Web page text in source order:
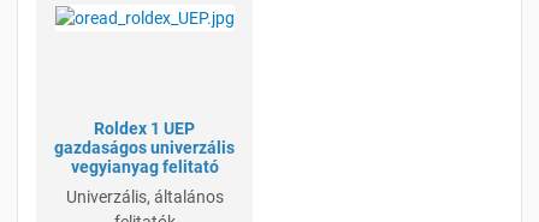
Roldex 1 UEP
gazdaságos univerzális
vegyianyag felitató
Univerzális, általános